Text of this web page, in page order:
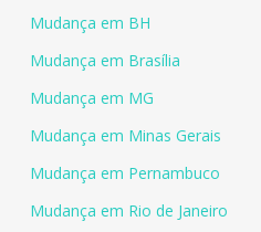
Mudança em BH
Mudança em Brasília
Mudança em MG
Mudança em Minas Gerais
Mudança em Pernambuco
Mudança em Rio de Janeiro